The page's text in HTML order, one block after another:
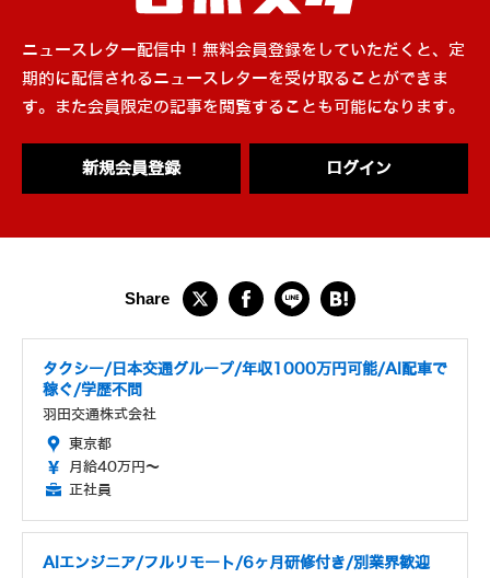
ニュースレター配信中！無料会員登録をしていただくと、定
期的に配信されるニュースレターを受け取ることができま
す。また会員限定の記事を閲覧することも可能になります。
新規会員登録 ログイン
タクシー/日本交通グループ/年収1000万円可能/AI配車で
稼ぐ/学歴不問
羽田交通株式会社
東京都
月給40万円～
正社員
AIエンジニア/フルリモート/6ヶ月研修付き/別業界歓迎